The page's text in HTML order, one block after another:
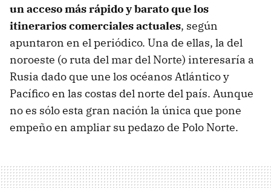
un acceso más rápido y barato que los
itinerarios comerciales actuales, según
apuntaron en el periódico. Una de ellas, la del
noroeste (o ruta del mar del Norte) interesaría a
Rusia dado que une los océanos Atlántico y
Pacífico en las costas del norte del país. Aunque
no es sólo esta gran nación la única que pone
empeño en ampliar su pedazo de Polo Norte.